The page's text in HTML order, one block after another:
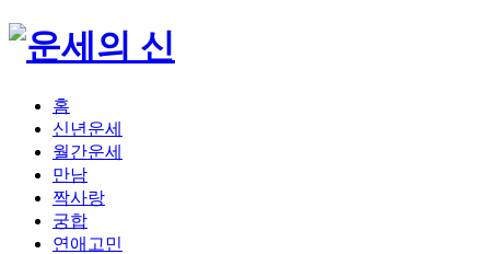
홈
신년운세
월간운세
만남
짝사랑
궁합
연애고민